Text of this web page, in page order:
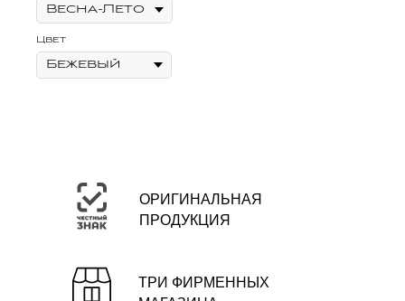
Цвет
ОРИГИНАЛЬНАЯ
ПРОДУКЦИЯ
ТРИ ФИРМЕННЫХ